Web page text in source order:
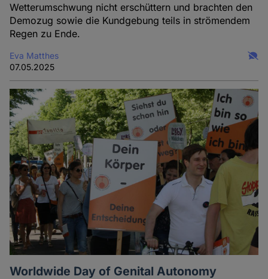
Wetterumschwung nicht erschüttern und brachten den
Demozug sowie die Kundgebung teils in strömendem
Regen zu Ende.
Eva Matthes
07.05.2025
Worldwide Day of Genital Autonomy